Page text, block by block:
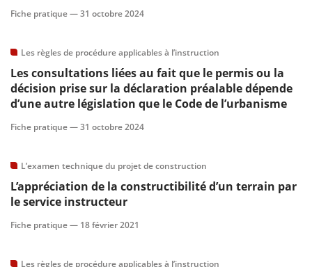
Fiche pratique —31 octobre 2024
Les règles de procédure applicables à l’instruction
Les consultations liées au fait que le permis ou la
décision prise sur la déclaration préalable dépende
d’une autre législation que le Code de l’urbanisme
Fiche pratique —31 octobre 2024
L’examen technique du projet de construction
L’appréciation de la constructibilité d’un terrain par
le service instructeur
Fiche pratique — 18 février 2021
Les règles de procédure applicables à l’instruction